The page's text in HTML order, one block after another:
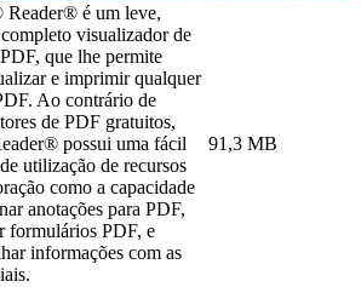
é um leve,
visualizador de
que lhe permite
e imprimir qualquer
Ao contrário de
de PDF gratuitos,
possui uma fácil
utilização de recursos
como a capacidade
anotações para PDF,
formulários PDF, e
informações com as
91,3 MB